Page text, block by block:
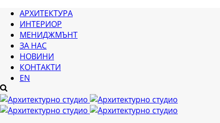
АРХИТЕКТУРА
ИНТЕРИОР
МЕНИДЖМЪНТ
ЗА НАС
НОВИНИ
КОНТАКТИ
EN